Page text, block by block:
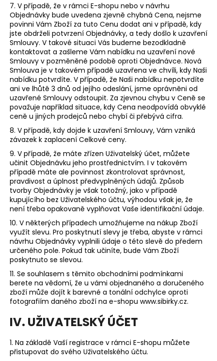
7. V případě, že v rámci E-shopu nebo v návrhu
Objednávky bude uvedena zjevně chybná Cena, nejsme
povinni Vám Zboží za tuto Cenu dodat ani v případě, kdy
jste obdrželi potvrzení Objednávky, a tedy došlo k uzavření
Smlouvy. V takové situaci Vás budeme bezodkladně
kontaktovat a zašleme Vám nabídku na uzavření nové
Smlouvy v pozměněné podobě oproti Objednávce. Nová
Smlouva je v takovém případě uzavřena ve chvíli, kdy Naši
nabídku potvrdíte. V případě, že Naši nabídku nepotvrdíte
ani ve lhůtě 3 dnů od jejího odeslání, jsme oprávněni od
uzavřené Smlouvy odstoupit. Za zjevnou chybu v Ceně se
považuje například situace, kdy Cena neodpovídá obvyklé
ceně u jiných prodejců nebo chybí či přebývá cifra.
8. V případě, kdy dojde k uzavření Smlouvy, Vám vzniká
závazek k zaplacení Celkové ceny.
9. V případě, že máte zřízen Uživatelský účet, můžete
učinit Objednávku jeho prostřednictvím. I v takovém
případě máte ale povinnost zkontrolovat správnost,
pravdivost a úplnost předvyplněných údajů. Způsob
tvorby Objednávky je však totožný, jako v případě
kupujícího bez Uživatelského účtu, výhodou však je, že
není třeba opakovaně vyplňovat Vaše identifikační údaje.
10. V některých případech umožňujeme na nákup Zboží
využít slevu. Pro poskytnutí slevy je třeba, abyste v rámci
návrhu Objednávky vyplnili údaje o této slevě do předem
určeného pole. Pokud tak učiníte, bude Vám Zboží
poskytnuto se slevou.
11. Se souhlasem s těmito obchodními podmínkami
berete na vědomí, že u vámi objednaného a doručeného
zboží může dojít k barevné a tonální odchylce oproti
fotografiím daného zboží na e-shopu www.sibirky.cz.
IV. UŽIVATELSKÝ ÚČET
1. Na základě Vaší registrace v rámci E-shopu můžete
přistupovat do svého Uživatelského účtu.